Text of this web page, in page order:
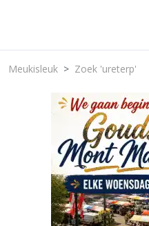
Meukisleuk Zoek 'ureterp'